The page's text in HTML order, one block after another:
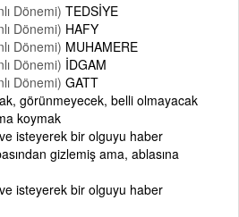
Dönemi) TEDSİYE
Dönemi) HAFY
Dönemi) MUHAMERE
Dönemi) İDGAM
Dönemi) GATT
görünmeyecek, belli olmayacak
koymak
isteyerek bir olguyu haber
gizlemiş ama, ablasına
isteyerek bir olguyu haber